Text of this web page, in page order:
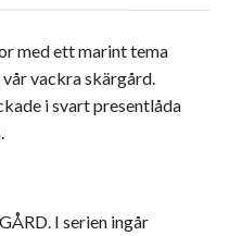
med ett marint tema
vackra skärgård.
i svart presentlåda
I serien ingår